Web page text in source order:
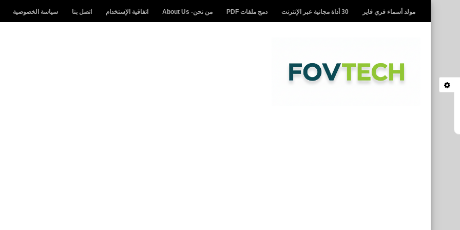
مولد أسماء فري فاير 30 أداة مجانية عبر الإنترنت دمج ملفات PDF من نحن- About Us اتفاقية الإستخدام اتصل بنا سياسة الخصوصية